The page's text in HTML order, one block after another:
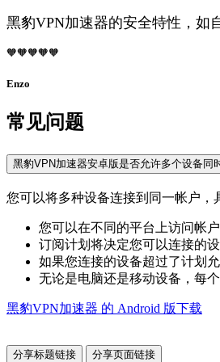
黑豹VPN加速器的安全特性，如
🧡🧡🧡🧡🧡
Enzo
常见问题
黑豹VPN加速器安卓版是否允许多个设备同
您可以将多种设备连接到同一帐户，
您可以在不同的平台上访问帐
订阅计划将决定您可以连接的
如果您连接的设备超过了计划
无论是电脑还是移动设备，每
黑豹VPN加速器 的 Android 版下载
分享标题链接 分享页面链接